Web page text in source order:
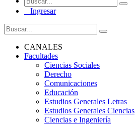
Ingresar
CANALES
Facultades
Ciencias Sociales
Derecho
Comunicaciones
Educación
Estudios Generales Letras
Estudios Generales Ciencias
Ciencias e Ingeniería